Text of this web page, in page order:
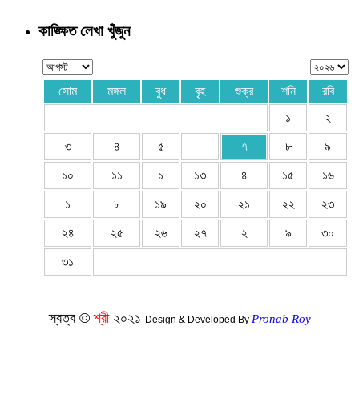
কাঙ্ক্ষিত লেখা খুঁজুন
সোম মঙ্গল বুধ বৃহ শুক্র শনি
রবি
১
২
৩ ৪ ৫ ৭ ৮ ৯
১০ ১১ ১ ১৩ ৪ ১৫ ১৬
১ ৮ ১৯ ২০ ২১ ২২ ২৩
২৪ ২৫ ২৬ ২৭ ২ ৯ ৩০
৩১
স্বত্ব ©শ্রী ২০২১ Design & Developed By Pronab Roy